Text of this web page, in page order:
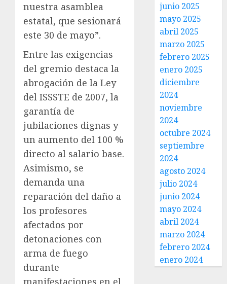
nuestra asamblea
estatal, que sesionará
este 30 de mayo”.
Entre las exigencias
del gremio destaca la
abrogación de la Ley
del ISSSTE de 2007, la
garantía de
jubilaciones dignas y
un aumento del 100 %
directo al salario base.
Asimismo, se
demanda una
reparación del daño a
los profesores
afectados por
detonaciones con
arma de fuego
durante
manifestaciones en el
junio 2025
mayo 2025
abril 2025
marzo 2025
febrero 2025
enero 2025
diciembre
2024
noviembre
2024
octubre 2024
septiembre
2024
agosto 2024
julio 2024
junio 2024
mayo 2024
abril 2024
marzo 2024
febrero 2024
enero 2024